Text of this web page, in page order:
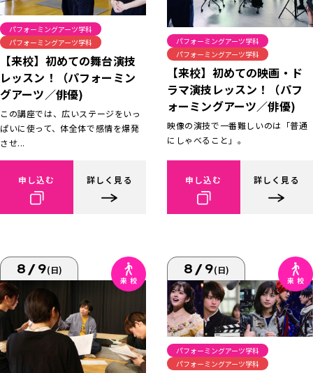
パフォーミングアーツ学科
パフォーミングアーツ学科
【来校】初めての舞台演技
レッスン！（パフォーミン
グアーツ／俳優)
この講座では、広いステージをいっ
ぱいに使って、体全体で感情を爆発
させ...
申し込む 詳しく見る
パフォーミングアーツ学科
パフォーミングアーツ学科
【来校】初めての映画・ド
ラマ演技レッスン！（パフ
ォーミングアーツ／俳優)
映像の演技で一番難しいのは「普通
にしゃべること」。
申し込む 詳しく見る
8/9(日) 8/9(日)
パフォーミングアーツ学科
パフォーミングアーツ学科